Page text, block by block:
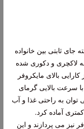
جای ثابتی بین خانواده
لاکچری و دکوری شده
بالای مایکروفر
سرعت بالایی گرمای
توان به راحتی غذا و آب
آماده کرد.
نیز می پردازند و این